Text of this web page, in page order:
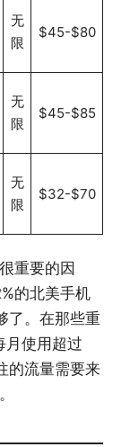
无
限
$45-$80
无
限
$45-$85
无
限
$32-$70
重要的因
的北美手机
了。在那些重
月使用超过
的流量需要来